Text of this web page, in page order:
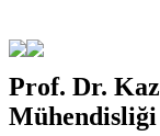
Prof. Dr.
Mühendisliği